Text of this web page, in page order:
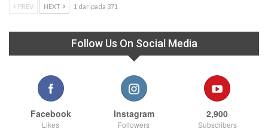
PREV NEXT 1 daripada 371
Follow Us On Social Media
Facebook
Likes
Instagram
Followers
2,900
Subscribers